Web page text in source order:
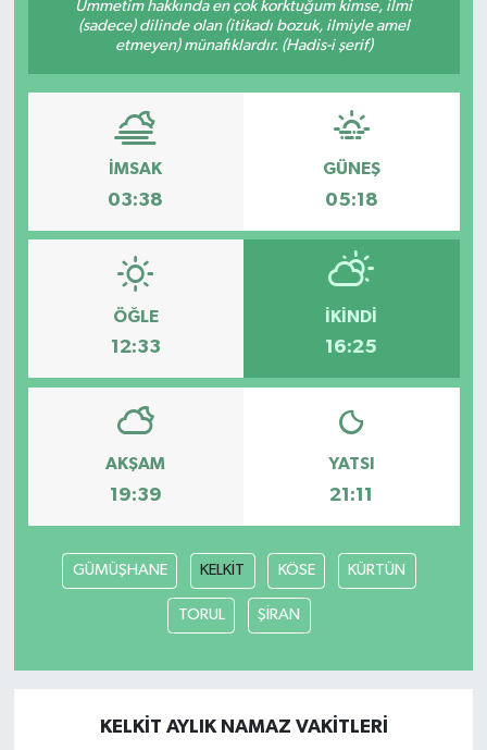
Ümmetim hakkında en çok korktuğum kimse, ilmi
(sadece) dilinde olan (itikadı bozuk, ilmiyle amel
etmeyen) münafıklardır. (Hadis-i şerif)
İMSAK
03:38
GÜNEŞ
05:18
ÖĞLE
12:33
İKINDI
16:25
AKŞAM
19:39
YATSI
21:11
GÜMÜŞHANE KELKİT KÖSE KÜRTÜN
TORUL ŞİRAN
KELKİT AYLIK NAMAZ VAKITLERI